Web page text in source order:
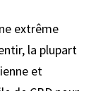
extrême
la plupart
et